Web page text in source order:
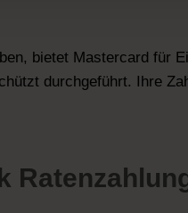
bietet Mastercard für
durchgeführt. Ihre